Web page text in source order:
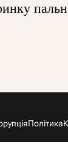
Політика